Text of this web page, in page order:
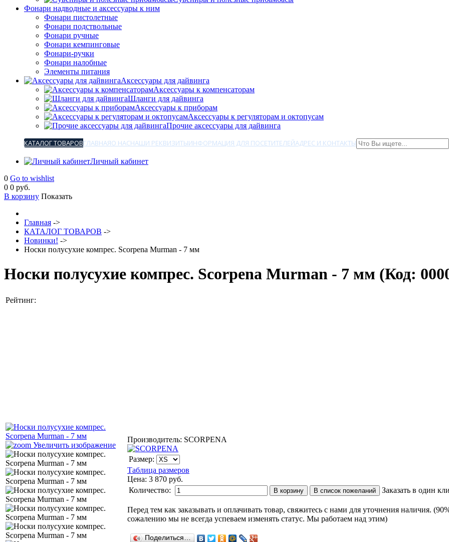
Фонари надводные и аксессуары к ним
Фонари пистолетные
Фонари подствольные
Фонари ручные
Фонари кемпинговые
Фонари-ручки
Фонари налобные
Элементы питания
Аксессуары для дайвинга
Аксессуары к компенсаторам
Шланги для дайвинга
Аксессуары к приборам
Аксессуары к регуляторам и октопусам
Прочие аксессуары для дайвинга
КАТАЛОГ ТОВАРОВГЛАВНАЯО НАСНАШИ РЕКВИЗИТЫИНФОРМАЦИЯ ДЛЯ ПОСЕТИТЕЛЕЙАДРЕС И КОНТАКТЫ
Личный кабинет
0 Go to wishlist
0 0 руб.
В корзину Показать
Главная ->
КАТАЛОГ ТОВАРОВ ->
Новинки! ->
Носки полусухие компрес. Scorpena Murman - 7 мм
Носки полусухие компрес. Scorpena Murman - 7 мм (Код:
Рейтинг:
Увеличить изображение
Производитель: SCORPENA
Размер:
Таблица размеров
Цена: 3 870 руб.
Количество:
Заказать в один
Перед тем как заказывать и оплачивать товар, свяжитесь с нами для уточнения наличия.
сожалению мы не всегда успеваем изменять статус. Мы работаем над этим)
Поделиться…